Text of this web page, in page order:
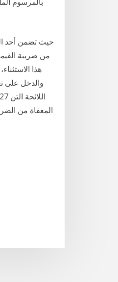
حيث تضمن أحد
هذا
والدخل على
المعفاة من